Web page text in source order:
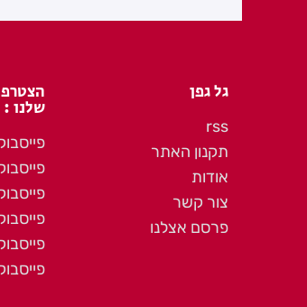
גל גפן
rss
תקנון האתר
אודות
צור קשר
פרסם אצלנו
שלנו :